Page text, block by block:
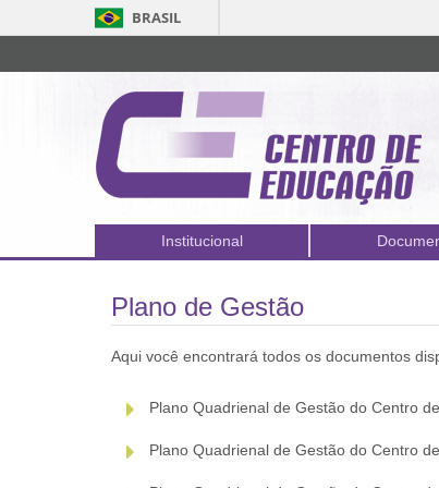
BRASIL
Institucional
Plano de Gestão
Aqui você encontrará todos os documentos
Plano Quadrienal de Gestão do Centro
Plano Quadrienal de Gestão do Centro